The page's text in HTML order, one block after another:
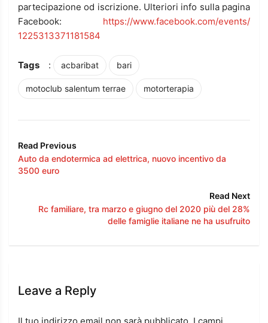
partecipazione od iscrizione. Ulteriori info sulla pagina
Facebook: https://www.facebook.com/events/
1225313371181584
Tags : acbaribat bari
motoclub salentum terrae motorterapia
Read Previous
Auto da endotermica ad elettrica, nuovo incentivo da
3500 euro
Read Next
Rc familiare, tra marzo e giugno del 2020 più del 28%
delle famiglie italiane ne ha usufruito
Leave a Reply